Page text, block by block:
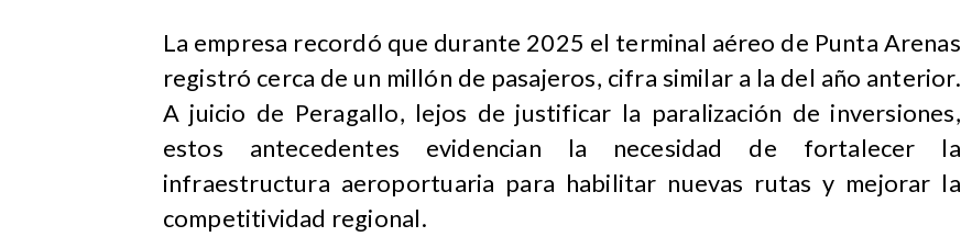
La empresa recordó que durante 2025 el terminal aéreo de Punta Arenas
registró cerca de un millón de pasajeros, cifra similar a la del año anterior.
A juicio de Peragallo, lejos de justificar la paralización de inversiones,
estos antecedentes evidencian la necesidad de fortalecer la
infraestructura aeroportuaria para habilitar nuevas rutas y mejorar la
competitividad regional.